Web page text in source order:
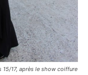
15/17, après le show coiffure